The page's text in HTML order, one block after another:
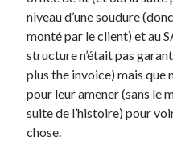
Mini-monsieur
Non classé
Parole de Follower
Patchwork
Photos
Post inutile
Proust
niveau d’une soudure
monté par le client) et au
structure n’était pas
plus the invoice) mais que
pour leur amener (sans le
suite de l’histoire) pour
chose.